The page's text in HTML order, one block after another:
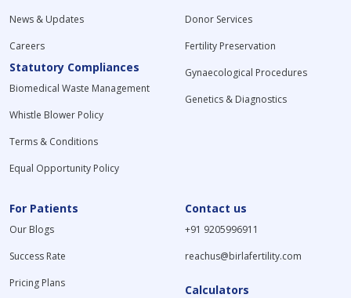
News & Updates
Careers
Statutory Compliances
Biomedical Waste Management
Whistle Blower Policy
Terms & Conditions
Equal Opportunity Policy
Donor Services
Fertility Preservation
Gynaecological Procedures
Genetics & Diagnostics
For Patients
Our Blogs
Success Rate
Pricing Plans
Contact us
+91 9205996911
reachus@birlafertility.com
Calculators